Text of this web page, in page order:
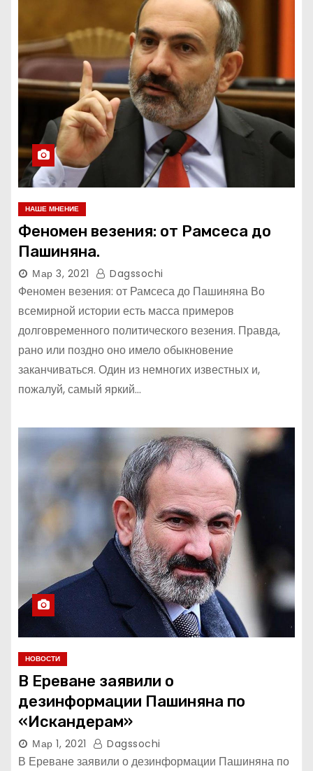
НАШЕ МНЕНИЕ
Феномен везения: от Рамсеса до
Пашиняна.
Мар 3, 2021 Dagssochi
Феномен везения: от Рамсеса до Пашиняна Во
всемирной истории есть масса примеров
долговременного политического везения. Правда,
рано или поздно оно имело обыкновение
заканчиваться. Один из немногих известных и,
пожалуй, самый яркий…
НОВОСТИ
В Ереване заявили о
дезинформации Пашиняна по
«Искандерам»
Мар 1, 2021 Dagssochi
В Ереване заявили о дезинформации Пашиняна по